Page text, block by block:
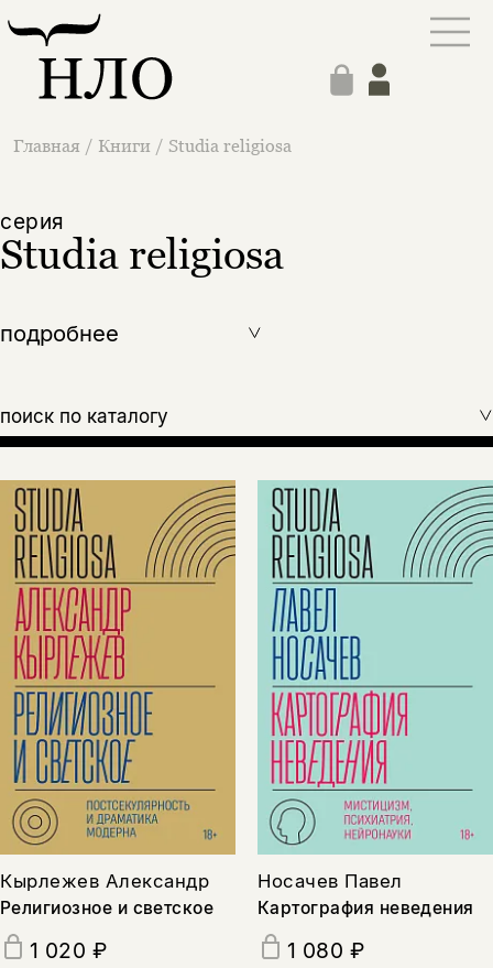
Главная / Книги / Studia religiosa
поиск по каталогу
cерия
Studia religiosa
подробнее
Кырлежев Александр
Религиозное и светское
1 020 ₽
Носачев Павел
Картография неведения
1 080 ₽